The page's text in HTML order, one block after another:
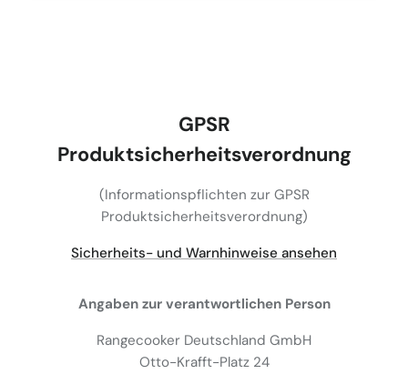
GPSR
Produktsicherheitsverordnung
(Informationspflichten zur GPSR
Produktsicherheitsverordnung)
Sicherheits- und Warnhinweise ansehen
Angaben zur verantwortlichen Person
Rangecooker Deutschland GmbH
Otto-Krafft-Platz 24